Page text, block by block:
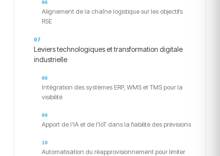
Alignement de la chaîne logistique sur les objectifs
RSE
Leviers technologiques et transformation digitale
industrielle
Intégration des systèmes ERP, WMS et TMS pour la
visibilité
Apport de l’IA et de l’IoT dans la fiabilité des prévisions
Automatisation du réapprovisionnement pour limiter